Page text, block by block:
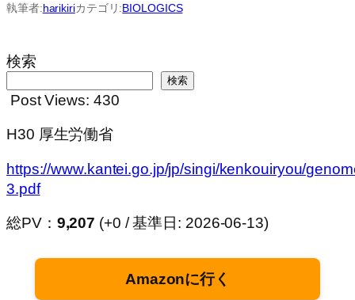
執筆者:harikiriカテゴリ:BIOLOGICS
検索
検索
Post Views: 430
H30 厚生労働省
https://www.kantei.go.jp/jp/singi/kenkouiryou/
3.pdf
総PV： 9,207 (+0 / 基準日: 2026-06-13)
Amazonに行く